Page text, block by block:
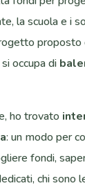
la scuola e i
proposto
si occupa di
ho trovato
: un modo per
fondi,
chi sono